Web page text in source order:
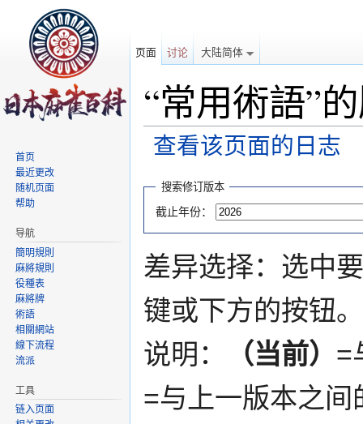
“常用術語”
查看该页面的日志
搜索修订版本
截止年份：
差异选择：选中
键或下方的按钮。
说明：
（当前） =
=与上一版本之间
页面 讨论 大陆简体
首页
最近更改
随机页面
帮助
导航
簡明規則
麻將規則
役種表
麻將牌
術語
相關網站
線下流程
流派
工具
链入页面